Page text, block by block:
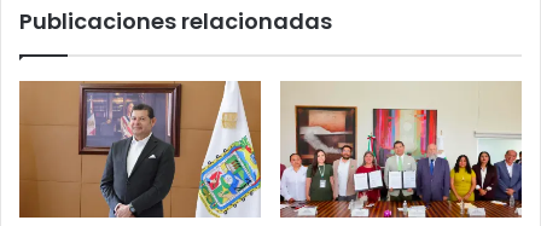
Publicaciones relacionadas